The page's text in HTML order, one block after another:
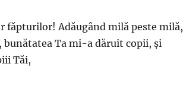
făpturilor! Adăugând milă peste milă,
Ta mi-a dăruit copii, şi
Tăi,